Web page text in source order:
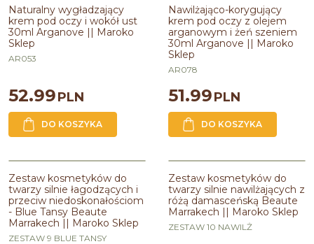
oczy i wokół ust 30ml Arganove ||
Maroko Sklep
Linia
ARGANOVE BIO
Zawiera olej
opuncji figowej
Naturalny wygładzający
krem pod oczy i wokół ust
30ml Arganove || Maroko
Sklep
AR053
52.99PLN
DO KOSZYKA
oczy z olejem arganowym i żeń
szeń 30ml Arganove || Maroko
Sklep
Linia
ARGANOVE BIO
Zawiera olej
opuncji figowej
Nawilżająco-korygujący
krem pod oczy z olejem
arganowym i żeń szeniem
30ml Arganove || Maroko
Sklep
AR078
51.99PLN
DO KOSZYKA
Zestaw kosmetyków do twarzy
silnie łagodzących i przeciw
niedoskonałościom - Blue Tansy
Beaute Marrakech || Maroko Sklep
Zestaw kosmetyków do
twarzy silnie łagodzących i
przeciw niedoskonałościom
- Blue Tansy Beaute
Marrakech || Maroko Sklep
ZESTAW 9 BLUE TANSY
Zestaw kosmetyków do twarzy
silnie nawilżających z różą
damasceńską Beaute Marrakech ||
Maroko Sklep
Zestaw kosmetyków do
twarzy silnie nawilżających z
różą damasceńską Beaute
Marrakech || Maroko Sklep
ZESTAW 10 NAWILŻ